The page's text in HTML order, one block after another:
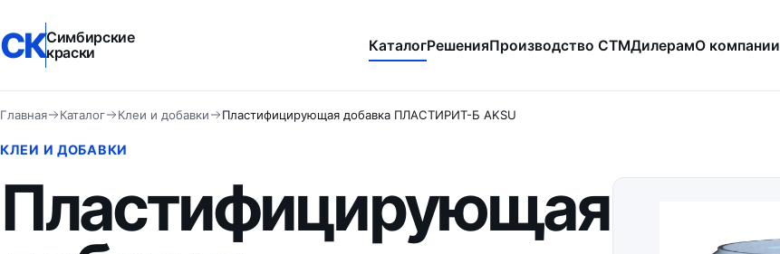
СКСимбирские
краски
КаталогРешенияПроизводство СТМДилерамО компании
Главная Каталог Клеи и добавки Пластифицирующая добавка ПЛАСТИРИТ-Б AKSU
КЛЕИ И ДОБАВКИ
Пластифицирующая